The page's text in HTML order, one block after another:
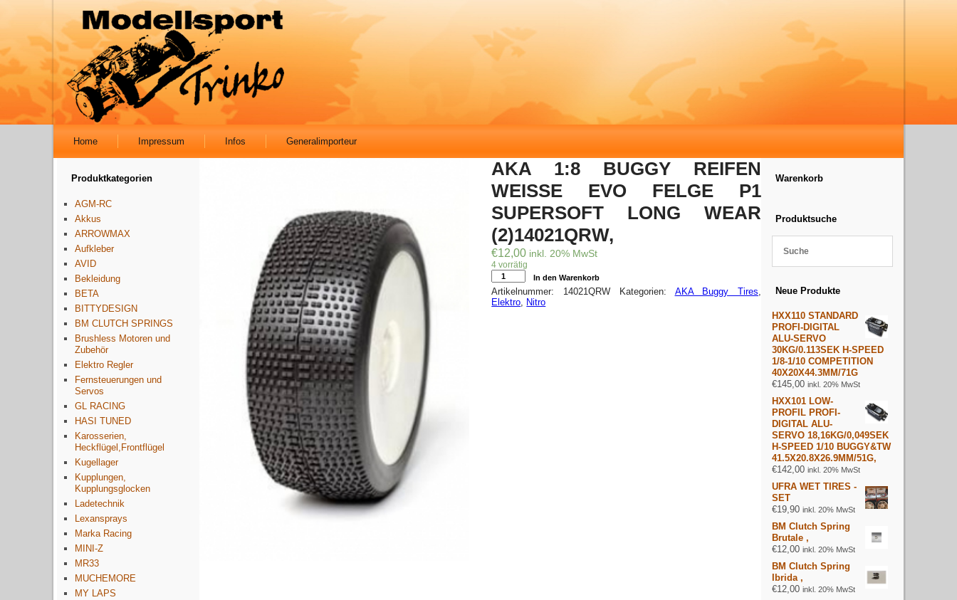
Home Impressum Infos Generalimporteur
Produktkategorien
AGM-RC
Akkus
ARROWMAX
Aufkleber
AVID
Bekleidung
BETA
BITTYDESIGN
BM CLUTCH SPRINGS
Brushless Motoren und
Zubehör
Elektro Regler
Fernsteuerungen und
Servos
GL RACING
HASI TUNED
Karosserien,
Heckflügel,Frontflügel
Kugellager
Kupplungen,
Kupplungsglocken
Ladetechnik
Lexansprays
Marka Racing
MINI-Z
MR33
MUCHEMORE
MY LAPS
AKA 1:8 BUGGY REIFEN
WEISSE EVO FELGE P1
SUPERSOFT LONG WEAR
(2)14021QRW,
€12,00 inkl. 20% MwSt
4 vorrätig
AKA
1:8
BUGGY
REIFEN
In den Warenkorb
Artikelnummer: 14021QRW Kategorien: AKA Buggy Tires,
Elektro, Nitro
Warenkorb
Produktsuche
Neue Produkte
HXX110 STANDARD
PROFI-DIGITAL
ALU-SERVO
30KG/0.113SEK H-SPEED
1/8-1/10 COMPETITION
40X20X44.3MM/71G
€145,00 inkl. 20% MwSt
HXX101 LOW-
PROFIL PROFI-
DIGITAL ALU-
SERVO 18,16KG/0,049SEK
H-SPEED 1/10 BUGGY&TW
41.5X20.8X26.9MM/51G,
€142,00 inkl. 20% MwSt
UFRA WET TIRES -
SET
€19,90 inkl. 20% MwSt
BM Clutch Spring
Brutale ,
€12,00 inkl. 20% MwSt
BM Clutch Spring
Ibrida ,
€12,00 inkl. 20% MwSt